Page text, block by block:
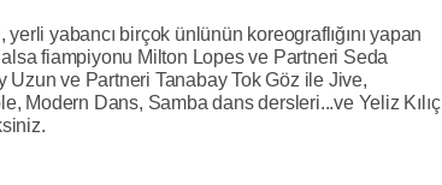
yabancı birçok ünlünün koreograflığını yapan
fiampiyonu Milton Lopes ve Partneri Seda
Uzun ve Partneri Tanabay Tok Göz ile Jive,
Modern Dans, Samba dans dersleri...ve Yeliz Kılıç